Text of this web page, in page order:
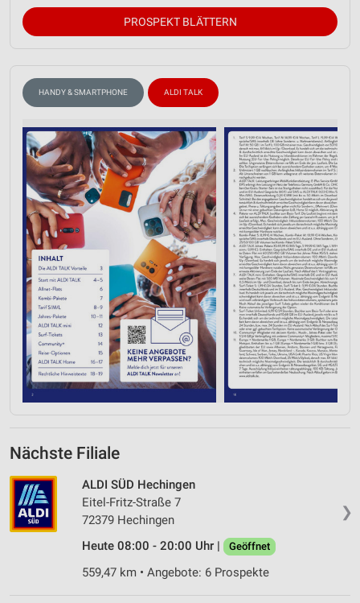
PROSPEKT BLÄTTERN
HANDY & SMARTPHONE ALDI TALK
Nächste Filiale
❯
ALDI SÜD Hechingen
Eitel-Fritz-Straße 7
72379 Hechingen
Heute 08:00 - 20:00 Uhr |
Geöffnet
559,47 km • Angebote: 6 Prospekte